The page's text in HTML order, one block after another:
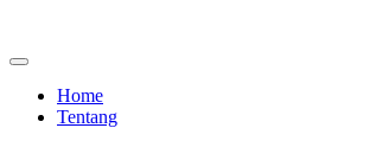
Home
Tentang